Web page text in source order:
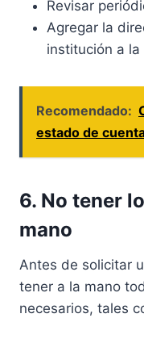
Revisar
Agregar la
institución a
Recomendado:
estado de
6. No tener
mano
Antes de solicitar
tener a la mano
necesarios, tales